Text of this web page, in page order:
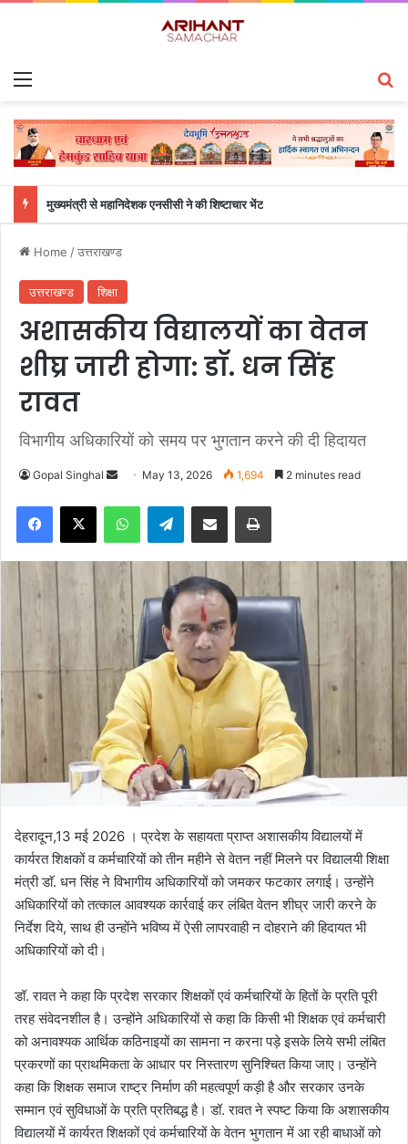
मुख्यमंत्री से महानिदेशक एनसीसी ने की शिष्टाचार भेंट
Home /उत्तराखण्ड
उत्तराखण्ड शिक्षा
अशासकीय विद्यालयों का वेतन
शीघ्र जारी होगा: डाॅ. धन सिंह
रावत
विभागीय अधिकारियों को समय पर भुगतान करने की दी हिदायत
Gopal Singhal
n
d
a
n
e
m
i
l
May 13, 2026 1,694 2 minutes read
Telegram
देहरादून,13 मई 2026 । प्रदेश के सहायता प्राप्त अशासकीय विद्यालयों में
कार्यरत शिक्षकों व कर्मचारियों को तीन महीने से वेतन नहीं मिलने पर विद्यालयी शिक्षा
मंत्री डाॅ. धन सिंह ने विभागीय अधिकारियों को जमकर फटकार लगाई। उन्होंने
अधिकारियों को तत्काल आवश्यक कार्रवाई कर लंबित वेतन शीघ्र जारी करने के
निर्देश दिये, साथ ही उन्होंने भविष्य में ऐसी लापरवाही न दोहराने की हिदायत भी
अधिकारियों को दी।
डॉ. रावत ने कहा कि प्रदेश सरकार शिक्षकों एवं कर्मचारियों के हितों के प्रति पूरी
तरह संवेदनशील है। उन्होंने अधिकारियों से कहा कि किसी भी शिक्षक एवं कर्मचारी
को अनावश्यक आर्थिक कठिनाइयों का सामना न करना पड़े इसके लिये सभी लंबित
प्रकरणों का प्राथमिकता के आधार पर निस्तारण सुनिश्चित किया जाए। उन्होंने
कहा कि शिक्षक समाज राष्ट्र निर्माण की महत्वपूर्ण कड़ी है और सरकार उनके
सम्मान एवं सुविधाओं के प्रति प्रतिबद्ध है। डॉ. रावत ने स्पष्ट किया कि अशासकीय
विद्यालयों में कार्यरत शिक्षकों एवं कर्मचारियों के वेतन भुगतान में आ रही बाधाओं को